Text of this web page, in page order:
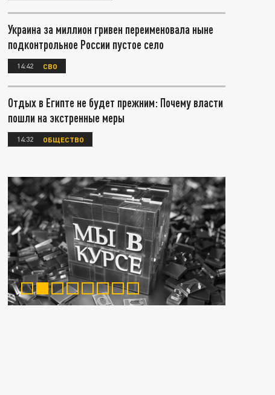
Украина за миллион гривен переименовала ныне
подконтрольное России пустое село
14:42 СВО
Отдых в Египте не будет прежним: Почему власти
пошли на экстренные меры
14:32 ОБЩЕСТВО